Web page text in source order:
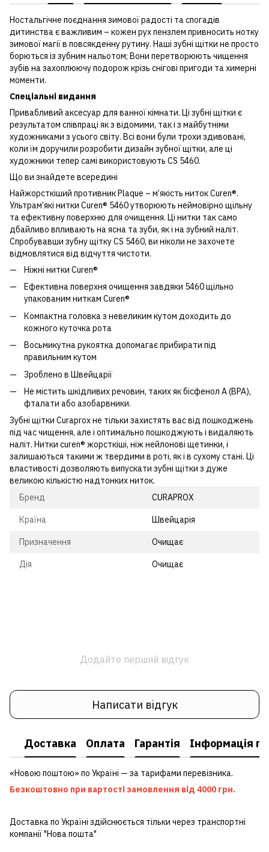
Ностальгічне поєднання зимової радості та спогадів
дитинства є важливим – кожен рух пензлем привносить нотку
зимової магії в повсякденну рутину. Наші зубні щітки не просто
борються із зубним нальотом; Вони перетворюють чищення
зубів на захоплюючу подорож крізь снігові пригоди та химерні
моменти.
Спеціальні видання
Привабливий аксесуар для ванної кімнати. Ці зубні щітки є
результатом співпраці як з відомими, так і з майбутніми
художниками з усього світу. Всі вони були трохи здивовані,
коли їм доручили розробити дизайн зубної щітки, але ці
художники тепер самі використовують CS 5460.
Що ви знайдете всередині
Найжорсткіший противник Plaque – м’якість ниток Curen®.
Ультрам’які нитки Curen® 5460 утворюють неймовірно щільну
та ефективну поверхню для очищення. Ці нитки так само
дбайливо впливають на ясна та зуби, як і на зубний наліт.
Спробувавши зубну щітку CS 5460, ви ніколи не захочете
відмовлятися від відчуття чистоти.
Ніжні нитки Curen®
Ефективна поверхня очищення завдяки 5460 щільно
упакованим ниткам Curen®
Компактна головка з невеликим кутом доходить до
кожного куточка рота
Восьмикутна рукоятка допомагає прибирати під
правильним кутом
Зроблено в Швейцарії
Не містить шкідливих речовин, таких як бісфенол А (BPA),
фталати або азобарвники.
Зубні щітки Curaprox не тільки захистять вас від пошкоджень
під час чищення, але і оптимально пошкоджують і видаляють
наліт. Нитки curen® жорсткіші, ніж нейлонові щетинки, і
залишаються такими ж твердими в роті, як і в сухому стані. Ці
властивості дозволяють випускати зубні щітки з дуже
великою кількістю надтонких ниток.
Бренд
CURAPROX
Країна Швейцарія
Призначення Очищає
Дія Очищає
Додайте перший відгук
Написати відгук
Доставка Оплата Гарантія Інформація
«Новою поштою» по Україні — за тарифами перевізника.
Безкоштовно при вартості замовлення від 4000 грн.
Доставка по Україні здійснюється тільки через транспортні
компанії "Нова пошта"